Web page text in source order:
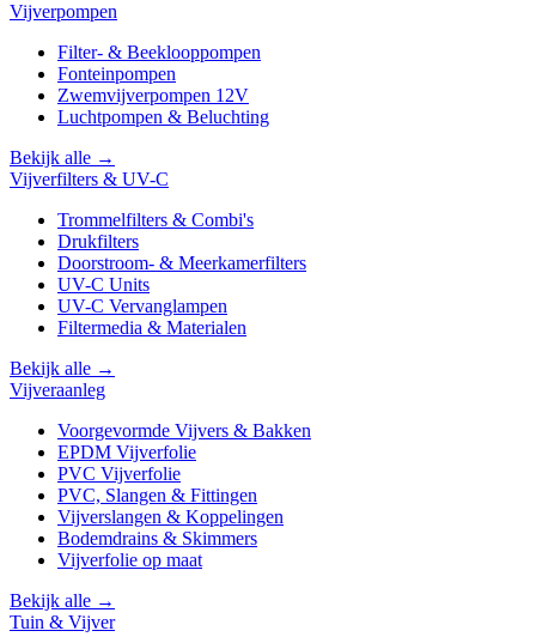
Vijverpompen
Filter- & Beeklooppompen
Fonteinpompen
Zwemvijverpompen 12V
Luchtpompen & Beluchting
Bekijk alle →
Vijverfilters & UV-C
Trommelfilters & Combi's
Drukfilters
Doorstroom- & Meerkamerfilters
UV-C Units
UV-C Vervanglampen
Filtermedia & Materialen
Bekijk alle →
Vijveraanleg
Voorgevormde Vijvers & Bakken
EPDM Vijverfolie
PVC Vijverfolie
PVC, Slangen & Fittingen
Vijverslangen & Koppelingen
Bodemdrains & Skimmers
Vijverfolie op maat
Bekijk alle →
Tuin & Vijver